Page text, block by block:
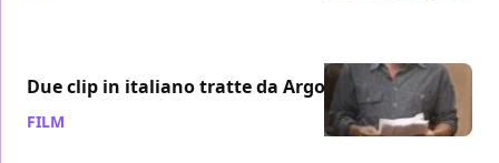
Due clip in italiano tratte da Argo
FILM